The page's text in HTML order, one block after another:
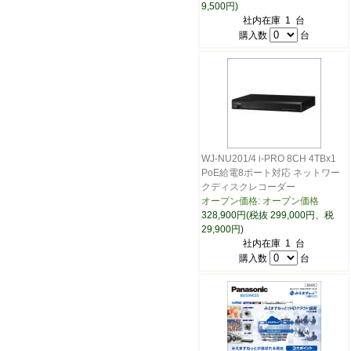
9,500円)
社内在庫 1 台
購入数
台
WJ-NU201/4 i-PRO 8CH 4TBx1
PoE給電8ポート対応 ネットワー
クディスクレコーダー
オープン価格: オープン価格
328,900円(税抜 299,000円、税
29,900円)
社内在庫 1 台
購入数
台